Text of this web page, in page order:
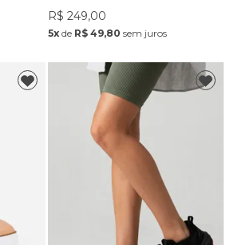
R$ 249,00
5x de R$ 49,80 sem juros